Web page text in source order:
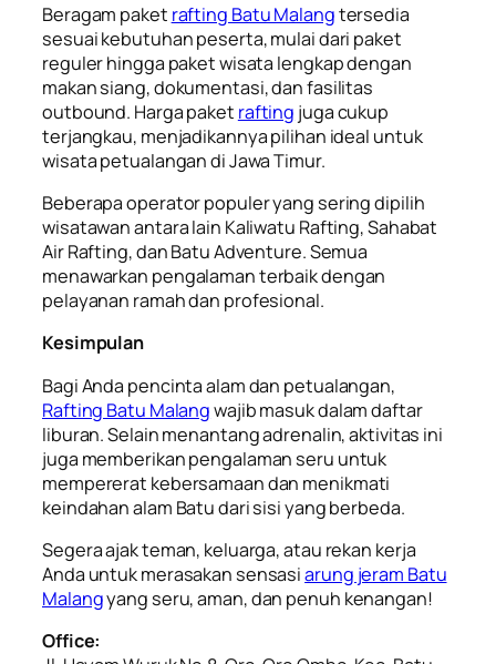
Beragam paket rafting Batu Malangtersedia
sesuai kebutuhan peserta, mulai dari paket
reguler hingga paket wisata lengkap dengan
makan siang, dokumentasi, dan fasilitas
outbound. Harga paket rafting juga cukup
terjangkau, menjadikannya pilihan ideal untuk
wisata petualangan di Jawa Timur.
Beberapa operator populer yang sering dipilih
wisatawan antara lain Kaliwatu Rafting, Sahabat
Air Rafting, dan Batu Adventure. Semua
menawarkan pengalaman terbaik dengan
pelayanan ramah dan profesional.
Kesimpulan
Bagi Anda pencinta alam dan petualangan,
Rafting Batu Malangwajib masuk dalam daftar
liburan. Selain menantang adrenalin, aktivitas ini
juga memberikan pengalaman seru untuk
mempererat kebersamaan dan menikmati
keindahan alam Batu dari sisi yang berbeda.
Segera ajak teman, keluarga, atau rekan kerja
Anda untuk merasakan sensasiarung jeram Batu
Malangyang seru, aman, dan penuh kenangan!
Office: